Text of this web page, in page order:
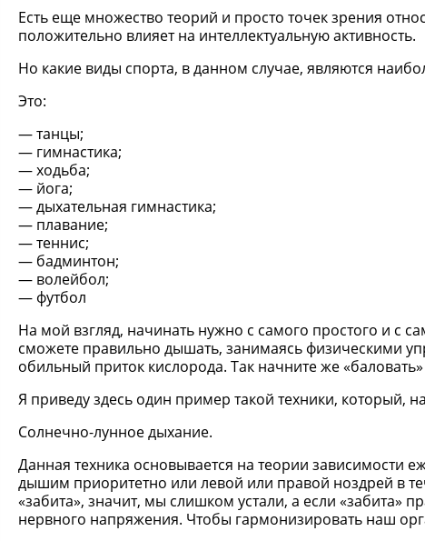
Есть еще множество теорий и просто точек зрения
положительно влияет на интеллектуальную активность.
Но какие виды спорта, в данном случае, являются
Это:
танцы;
гимнастика;
ходьба;
йога;
дыхательная гимнастика;
плавание;
теннис;
бадминтон;
волейбол;
футбол
На мой взгляд, начинать нужно с самого простого и с
сможете правильно дышать, занимаясь физическими
обильный приток кислорода. Так начните же
Я приведу здесь один пример такой техники, который,
Солнечно-лунное дыхание.
Данная техника основывается на теории зависимости
дышим приоритетно или левой или правой ноздрей в
«забита», значит, мы слишком устали, а если «забита»
нервного напряжения. Чтобы гармонизировать наш